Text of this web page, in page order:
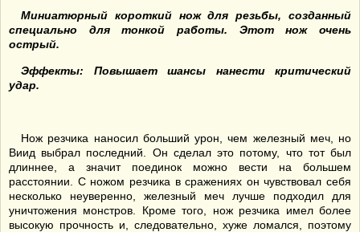
Миниатюрный короткий нож для резьбы, созданный
специально для тонкой работы. Этот нож очень
острый.
Эффекты: Повышает шансы нанести критический
удар.
Нож резчика наносил больший урон, чем железный меч, но
Виид выбрал последний. Он сделал это потому, что тот был
длиннее, а значит поединок можно вести на большем
расстоянии. С ножом резчика в сражениях он чувствовал себя
несколько неуверенно, железный меч лучше подходил для
уничтожения монстров. Кроме того, нож резчика имел более
высокую прочность и, следовательно, хуже ломался, поэтому